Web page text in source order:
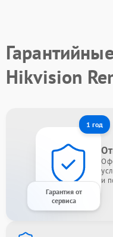
Hikvision
1 год
Гарантия от
сервиса
и